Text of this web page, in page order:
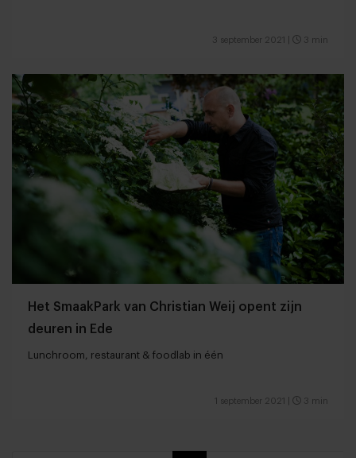
3 september 2021 3 min
Het SmaakPark van Christian Weij opent zijn
deuren in Ede
Lunchroom, restaurant & foodlab in één
1 september 2021 3 min